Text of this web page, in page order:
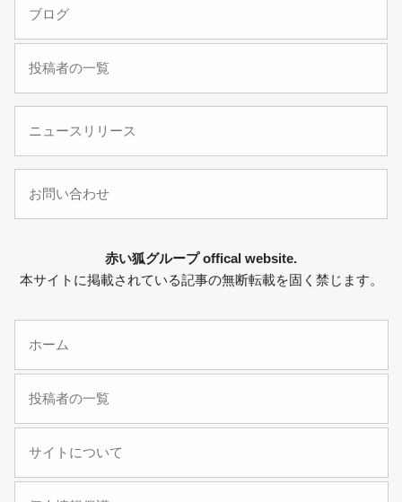
ブログ
投稿者の一覧
ニュースリリース
お問い合わせ
赤い狐グループ offical website.
本サイトに掲載されている記事の無断転載を固く禁じます。
ホーム
投稿者の一覧
サイトについて